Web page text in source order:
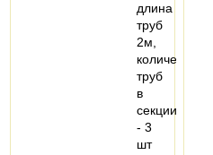
длина
труб
2м,
количество
труб
в
секции
- 3
шт